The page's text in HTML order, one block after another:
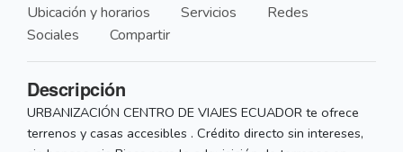
Ubicación y horarios Servicios
Redes
Sociales
Compartir
Descripción
URBANIZACIÓN CENTRO DE VIAJES ECUADOR te ofrece
terrenos y casas accesibles . Crédito directo sin intereses,